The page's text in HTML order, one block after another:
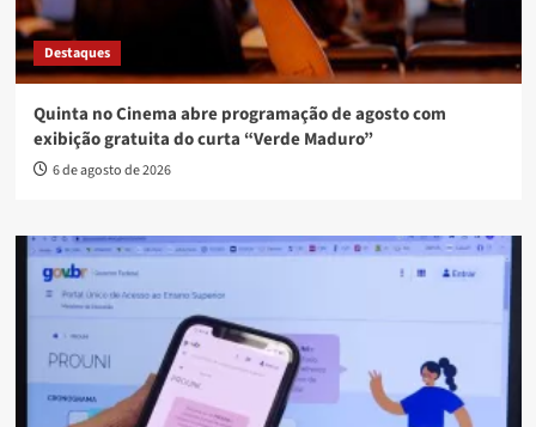
Destaques
Quinta no Cinema abre programação de agosto com
exibição gratuita do curta “Verde Maduro”
6 de agosto de 2026